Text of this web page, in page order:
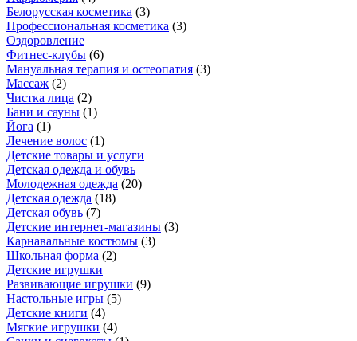
Белорусская косметика (3)
Профессиональная косметика (3)
Оздоровление
Фитнес-клубы (6)
Мануальная терапия и остеопатия (3)
Массаж (2)
Чистка лица (2)
Бани и сауны (1)
Йога (1)
Лечение волос (1)
Детские товары и услуги
Детская одежда и обувь
Молодежная одежда (20)
Детская одежда (18)
Детская обувь (7)
Детские интернет-магазины (3)
Карнавальные костюмы (3)
Школьная форма (2)
Детские игрушки
Развивающие игрушки (9)
Настольные игры (5)
Детские книги (4)
Мягкие игрушки (4)